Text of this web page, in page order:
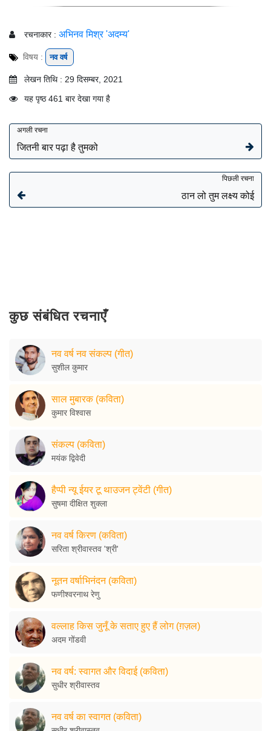
रचनाकार : अभिनव मिश्र 'अदम्य'
विषय : नव वर्ष
लेखन तिथि : 29 दिसम्बर, 2021
यह पृष्ठ 461 बार देखा गया है
अगली रचना
जितनी बार पढ़ा है तुमको
पिछली रचना
ठान लो तुम लक्ष्य कोई
कुछ संबंधित रचनाएँ
नव वर्ष नव संकल्प (गीत)
सुशील कुमार
साल मुबारक (कविता)
कुमार विश्वास
संकल्प (कविता)
मयंक द्विवेदी
हैप्पी न्यू ईयर टू थाउजन ट्वेंटी (गीत)
सुषमा दीक्षित शुक्ला
नव वर्ष किरण (कविता)
सरिता श्रीवास्तव 'श्री'
नूतन वर्षाभिनंदन (कविता)
फणीश्वरनाथ रेणु
वल्लाह किस जुनूँ के सताए हुए हैं लोग (ग़ज़ल)
अदम गोंडवी
नव वर्ष: स्वागत और विदाई (कविता)
सुधीर श्रीवास्तव
नव वर्ष का स्वागत (कविता)